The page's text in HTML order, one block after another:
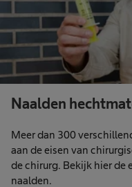
Naalden
Meer dan 300
aan de eisen van
de chirurg. Bekijk hier de
naalden.